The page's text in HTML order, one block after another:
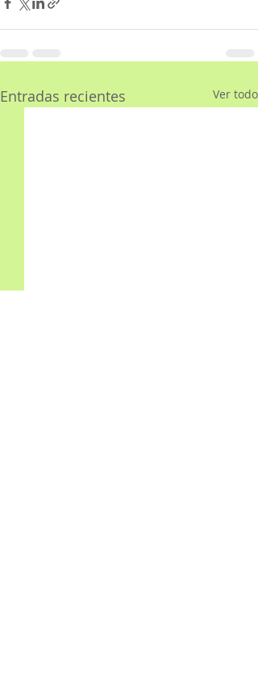
Entradas recientes Ver todo